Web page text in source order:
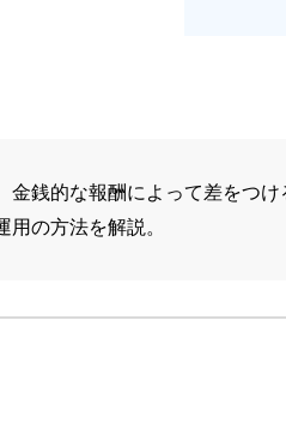
金銭的な報酬によって差をつ
の方法を解説。